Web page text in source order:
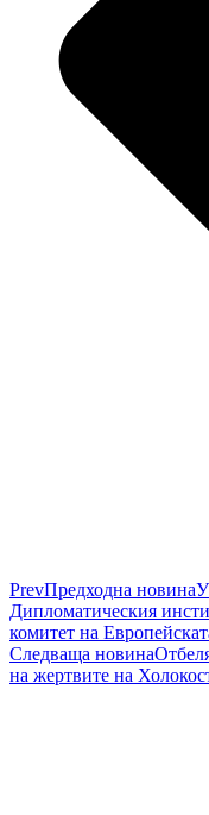
PrevПредходна новина
Дипломатическия
комитет на
Следваща новина
на жертвите на